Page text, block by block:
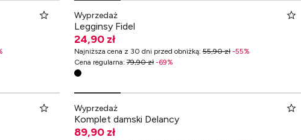
Wyprzedaż
Legginsy Fidel
24,90 zł
Najniższa cena z 30 dni przed obniżką:55,90 zł-55%
Cena regularna:79,90 zł-69%
Wyprzedaż
Komplet damski Delancy
89,90 zł